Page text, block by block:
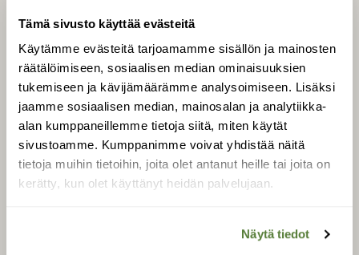
Tämä sivusto käyttää evästeitä
Käytämme evästeitä tarjoamamme sisällön ja mainosten
räätälöimiseen, sosiaalisen median ominaisuuksien
tukemiseen ja kävijämäärämme analysoimiseen. Lisäksi
jaamme sosiaalisen median, mainosalan ja analytiikka-
alan kumppaneillemme tietoja siitä, miten käytät
sivustoamme. Kumppanimme voivat yhdistää näitä
tietoja muihin tietoihin, joita olet antanut heille tai joita on
kerätty, kun olet käyttänyt heidän palvelujaan.
Näytä tiedot
Tilaa digilukuoikeus
Äänestä parasta juttua
Tilaa uutiskirje
SUOMEN LUONNON­
SUOJELU­LIITTO
Suomen Luonto -lehden
luonnonsuojelu­liitto.